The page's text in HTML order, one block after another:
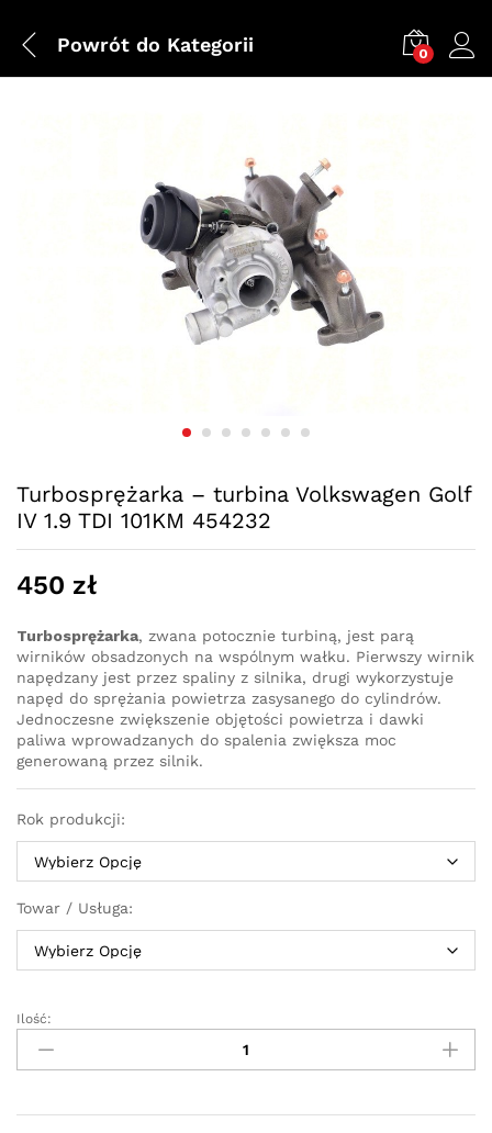
Powrót do Kategorii 0
Turbosprężarka – turbina Volkswagen Golf
IV 1.9 TDI 101KM 454232
450 zł
Turbosprężarka, zwana potocznie turbiną, jest parą
wirników obsadzonych na wspólnym wałku. Pierwszy wirnik
napędzany jest przez spaliny z silnika, drugi wykorzystuje
napęd do sprężania powietrza zasysanego do cylindrów.
Jednoczesne zwiększenie objętości powietrza i dawki
paliwa wprowadzanych do spalenia zwiększa moc
generowaną przez silnik.
Rok produkcji:
Towar / Usługa:
Turbosprężarka
turbina
Golf
Ilość: